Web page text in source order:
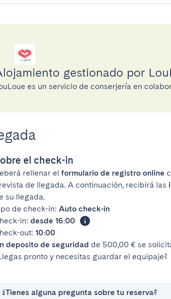
gestionado por
es un servicio de conserjería en
el check-in
rellenar el formulario de registro online
de llegada. A continuación, recibirá las
su llegada.
de check-in: Auto check-in
in: desde 16:00
out: 10:00
deposito de seguridad de 500,00 € se
pronto y necesitas guardar el equipaje?
¿Tienes alguna pregunta sobre tu reserva?